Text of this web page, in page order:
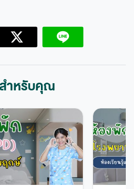
ำหรับคุณ